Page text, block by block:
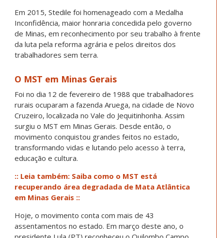
Em 2015, Stedile foi homenageado com a Medalha
Inconfidência, maior honraria concedida pelo governo
de Minas, em reconhecimento por seu trabalho à frente
da luta pela reforma agrária e pelos direitos dos
trabalhadores sem terra.
O MST em Minas Gerais
Foi no dia 12 de fevereiro de 1988 que trabalhadores
rurais ocuparam a fazenda Aruega, na cidade de Novo
Cruzeiro, localizada no Vale do Jequitinhonha. Assim
surgiu o MST em Minas Gerais. Desde então, o
movimento conquistou grandes feitos no estado,
transformando vidas e lutando pelo acesso à terra,
educação e cultura.
:: Leia também: Saiba como o MST está
recuperando área degradada de Mata Atlântica
em Minas Gerais ::
Hoje, o movimento conta com mais de 43
assentamentos no estado. Em março deste ano, o